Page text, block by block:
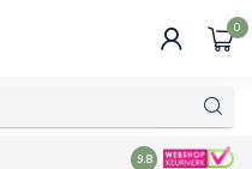
0
Voor 16:00
9.8